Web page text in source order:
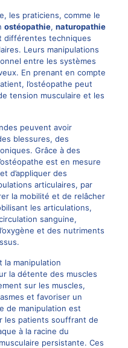
les praticiens, comme le
ostéopathie, naturopathie
différentes techniques
Leurs manipulations
entre les systèmes
En prenant en compte
l’ostéopathe peut
tension musculaire et les
peuvent avoir
blessures, des
Grâce à des
est en mesure
d’appliquer des
articulaires, par
la mobilité et de relâcher
les articulations,
sanguine,
et des nutriments
la manipulation
la détente des muscles
sur les muscles,
et favoriser un
de manipulation est
les patients souffrant de
à la racine du
persistante. Ces